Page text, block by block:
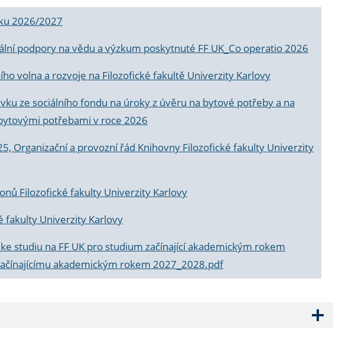
2026/2027
podpory na vědu a výzkum poskytnuté FF UK_Co operatio 2026
volna a rozvoje na Filozofické fakultě Univerzity Karlovy
ze sociálního fondu na úroky z úvěru na bytové potřeby a na
potřebami v roce 2026
Organizační a provozní řád Knihovny Filozofické fakulty Univerzity
Filozofické fakulty Univerzity Karlovy
fakulty Univerzity Karlovy
studiu na FF UK pro studium začínající akademickým rokem
akademickým rokem 2027_2028.pdf